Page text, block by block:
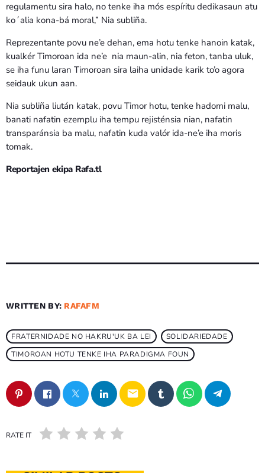
regulamentu sira halo, no tenke iha mós espíritu dedikasaun atu
ko´alia kona-bá moral,” Nia subliña.
Reprezentante povu ne’e dehan, ema hotu tenke hanoin katak,
kualkér Timoroan ida ne’e nia maun-alin, nia feton, tanba uluk,
se iha funu laran Timoroan sira laiha unidade karik to’o agora
seidauk ukun aan.
Nia subliña liután katak, povu Timor hotu, tenke hadomi malu,
banati nafatin ezemplu iha tempu rejisténsia nian, nafatin
transparánsia ba malu, nafatin kuda valór ida-ne’e iha moris
tomak.
Reportajen ekipa Rafa.tl
WRITTEN BY: RAFAFM
FRATERNIDADE NO HAKRU'UK BA LEI
SOLIDARIEDADE
TIMOROAN HOTU TENKE IHA PARADIGMA FOUN
email
RATE IT